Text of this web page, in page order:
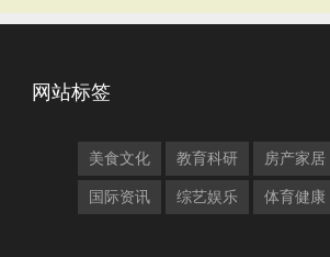
网站标签
美食文化 教育科研 房产家居
国际资讯 综艺娱乐 体育健康